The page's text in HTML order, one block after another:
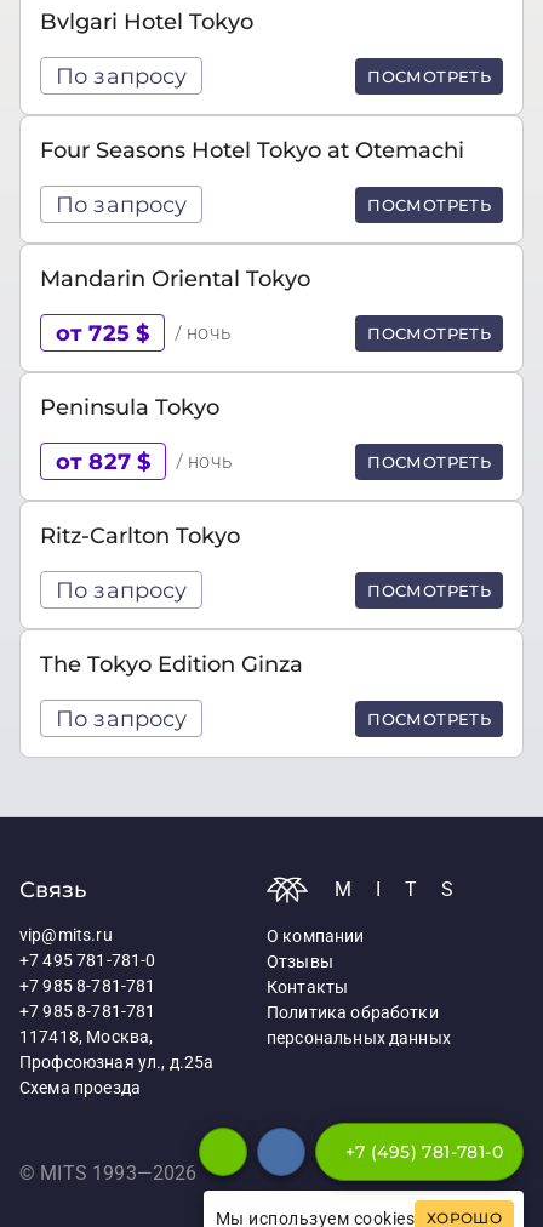
Bvlgari Hotel Tokyo
По запросу ПОСМОТРЕТЬ
Four Seasons Hotel Tokyo at Otemachi
По запросу ПОСМОТРЕТЬ
Mandarin Oriental Tokyo
от 725 $ / ночь ПОСМОТРЕТЬ
Peninsula Tokyo
от 827 $ / ночь ПОСМОТРЕТЬ
Ritz-Carlton Tokyo
По запросу ПОСМОТРЕТЬ
The Tokyo Edition Ginza
По запросу ПОСМОТРЕТЬ
Связь
vip@mits.ru
+7 495 781-781-0
+7 985 8-781-781
+7 985 8-781-781
117418, Москва,
Профсоюзная ул., д.25а
Схема проезда
MITS
О компании
Отзывы
Контакты
Политика обработки
персональных данных
© MITS 1993—2026
+7 (495) 781-781-0
Мы используем cookies ХОРОШО